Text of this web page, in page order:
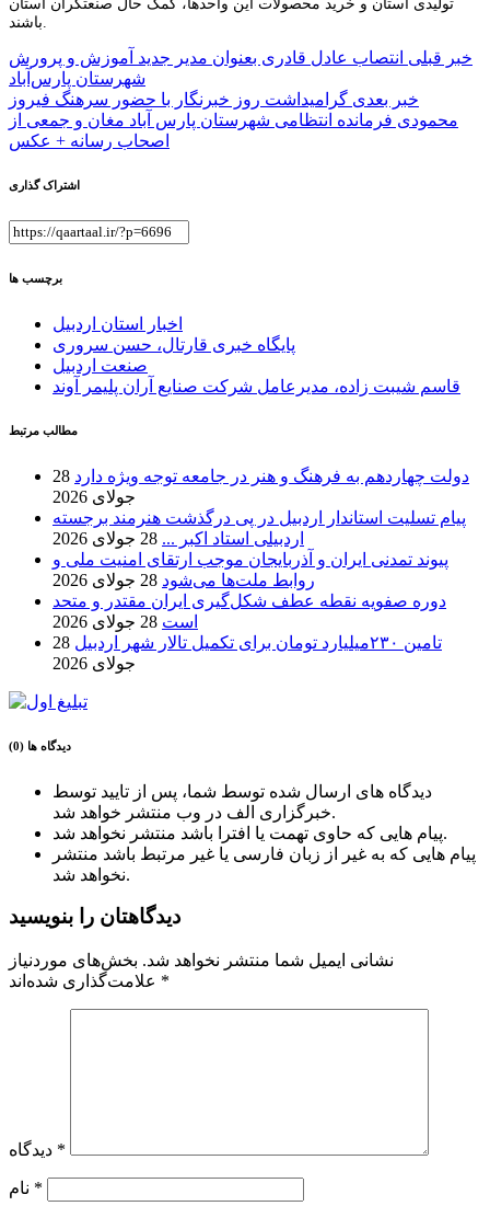
تولیدی استان و خرید محصولات این واحدها، کمک حال صنعتگران استان
راهبری
نوشته
خبر قبلی انتصاب عادل قادری بعنوان مدیر جدید آموزش و پرورش
شهرستان پارس‌آباد
خبر بعدی گرامیداشت روز خبرنگار با حضور سرهنگ فیروز
محمودی فرمانده انتظامی شهرستان پارس آباد مغان و جمعی از
اصحاب رسانه + عکس
اشتراک گذاری
برچسب ها
اخبار استان اردبیل
پایگاه خبری قارتال، حسن سروری
صنعت اردبیل
قاسم شیبت زاده، مدیرعامل شرکت صنایع آران پلیمر آوند
مطالب مرتبط
دولت چهاردهم به فرهنگ و هنر در جامعه توجه ویژه دارد 28
جولای 2026
پیام تسلیت استاندار اردبیل در پی درگذشت هنرمند برجسته
اردبیلی استاد اکبر ... 28 جولای 2026
پیوند تمدنی ایران و آذربایجان موجب ارتقای امنیت ملی و
روابط ملت‌ها می‌شود 28 جولای 2026
دوره صفویه نقطه عطف شکل‌گیری ایران مقتدر و متحد
است 28 جولای 2026
تامین ۲۳۰میلیارد تومان برای تکمیل تالار شهر اردبیل
28
جولای 2026
دیدگاه ها (0)
دیدگاه های ارسال شده توسط شما، پس از تایید توسط
خبرگزاری الف در وب منتشر خواهد شد.
پیام هایی که حاوی تهمت یا افترا باشد منتشر نخواهد شد.
پیام هایی که به غیر از زبان فارسی یا غیر مرتبط باشد منتشر
نخواهد شد.
دیدگاهتان را بنویسید
نشانی ایمیل شما منتشر نخواهد شد. بخش‌های موردنیاز
*
*
*